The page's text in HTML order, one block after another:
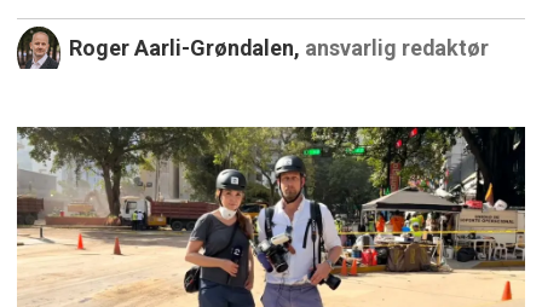
Roger Aarli-Grøndalen, ansvarlig redaktør